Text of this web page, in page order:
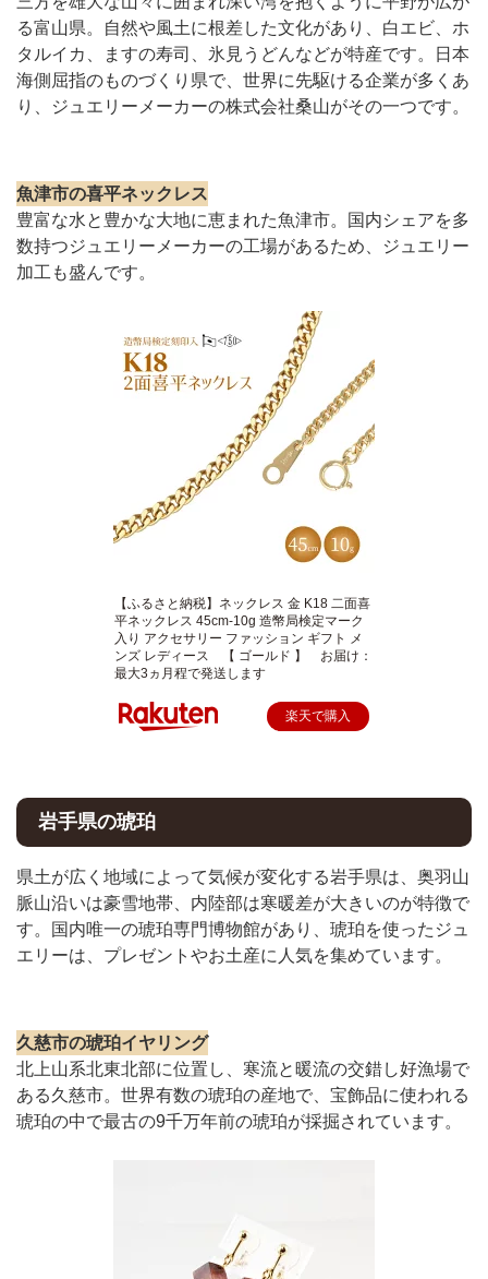
る富山県。自然や風土に根差した文化があり、白エビ、ホ
タルイカ、ますの寿司、氷見うどんなどが特産です。日本
海側屈指のものづくり県で、世界に先駆ける企業が多くあ
り、ジュエリーメーカーの株式会社桑山がその一つです。
魚津市の喜平ネックレス
豊富な水と豊かな大地に恵まれた魚津市。国内シェアを多
数持つジュエリーメーカーの工場があるため、ジュエリー
加工も盛んです。
【ふるさと納税】ネックレス 金 K18 二面喜
平ネックレス 45cm-10g 造幣局検定マーク
入り アクセサリー ファッション ギフト メ
ンズ レディース 【 ゴールド 】 お届け：
最大3ヵ月程で発送します
楽天で購入
岩手県の琥珀
県土が広く地域によって気候が変化する岩手県は、奥羽山
脈山沿いは豪雪地帯、内陸部は寒暖差が大きいのが特徴で
す。国内唯一の琥珀専門博物館があり、琥珀を使ったジュ
エリーは、プレゼントやお土産に人気を集めています。
久慈市の琥珀イヤリング
北上山系北東北部に位置し、寒流と暖流の交錯し好漁場で
ある久慈市。世界有数の琥珀の産地で、宝飾品に使われる
琥珀の中で最古の9千万年前の琥珀が採掘されています。